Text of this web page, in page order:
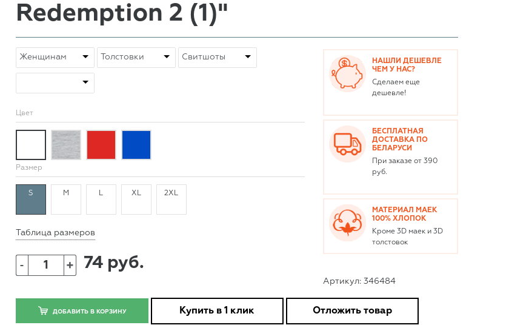
Redemption 2 (1)"
Цвет
Размер
S M L XL 2XL
Таблица размеров
- + 74 руб.
НАШЛИ ДЕШЕВЛЕ
ЧЕМ У НАС?
Сделаем еще
дешевле!
БЕСПЛАТНАЯ
ДОСТАВКА ПО
БЕЛАРУСИ
При заказе от 390
руб.
МАТЕРИАЛ МАЕК
100% ХЛОПОК
Кроме 3D маек и 3D
толстовок
Артикул: 346484
ДОБАВИТЬ В КОРЗИНУ Купить в 1 клик Отложить товар